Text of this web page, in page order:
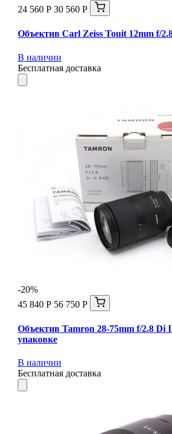
24 560 Р 30 560 Р
Объектив Carl Zeiss Touit 12mm f/
В наличии
Бесплатная доставка
-20%
45 840 Р 56 750 Р
Объектив Tamron 28-75mm f/2.8 Di
упаковке
В наличии
Бесплатная доставка